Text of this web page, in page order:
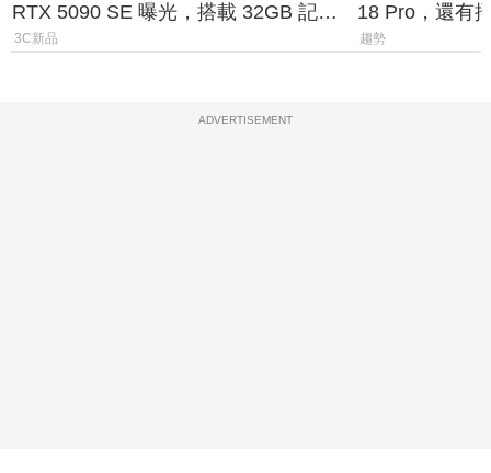
RTX 5090 SE 曝光，搭載 32GB 記憶
體
3C新品
18 Pro，還有
測一次看
趨勢
ADVERTISEMENT